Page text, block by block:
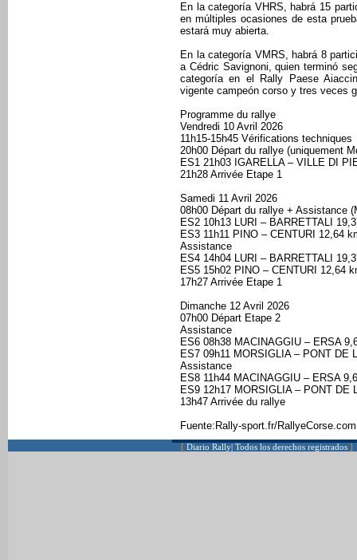
En la categoría VHRS, habrá 15
en múltiples ocasiones de esta
estará muy abierta.
En la categoría VMRS, habrá 8
a Cédric Savignoni, quien terminó
categoría en el Rally Paese
vigente campeón corso y tres veces
Programme du rallye
Vendredi 10 Avril 2026
11h15-15h45 Vérifications techniques
20h00 Départ du rallye (uniquement
ES1 21h03 IGARELLA – VILLE DI
21h28 Arrivée Etape 1
Samedi 11 Avril 2026
08h00 Départ du rallye + Assistance
ES2 10h13 LURI – BARRETTALI
ES3 11h11 PINO – CENTURI 12,64
Assistance
ES4 14h04 LURI – BARRETTALI
ES5 15h02 PINO – CENTURI 12,64
17h27 Arrivée Etape 1
Dimanche 12 Avril 2026
07h00 Départ Etape 2
Assistance
ES6 08h38 MACINAGGIU – ERSA
ES7 09h11 MORSIGLIA – PONT DE
Assistance
ES8 11h44 MACINAGGIU – ERSA
ES9 12h17 MORSIGLIA – PONT DE
13h47 Arrivée du rallye
Fuente:Rally-sport.fr/RallyeCorse.com
[ Diario Rally| Todos los derechos registrados ]